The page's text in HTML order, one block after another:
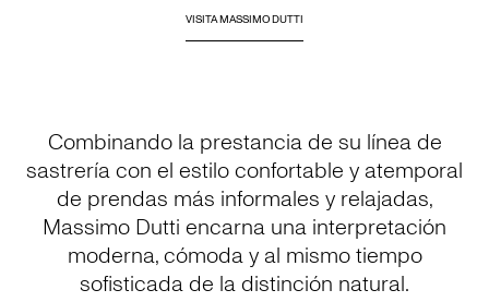
VISITA MASSIMO DUTTI
Combinando la prestancia de su línea de
sastrería con el estilo confortable y atemporal
de prendas más informales y relajadas,
Massimo Dutti encarna una interpretación
moderna, cómoda y al mismo tiempo
sofisticada de la distinción natural.